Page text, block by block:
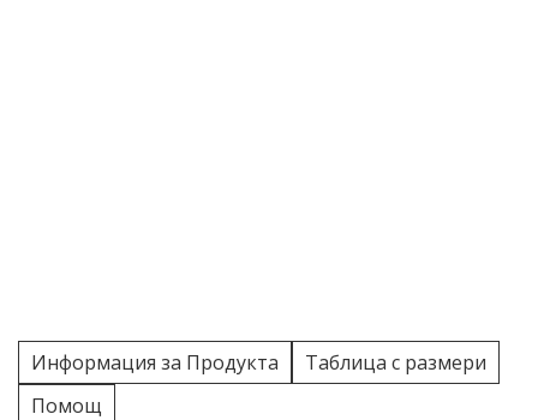
Информация за Продукта
Таблица с размери
Помощ